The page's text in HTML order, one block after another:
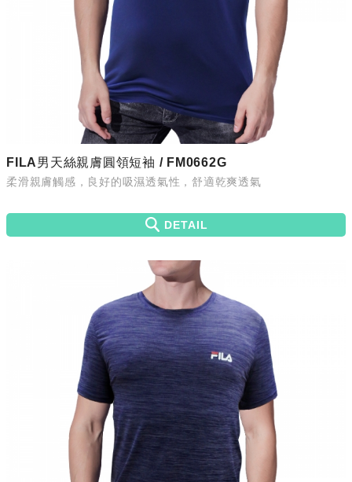
FILA男天絲親膚圓領短袖 / FM0662G
柔滑親膚觸感，良好的吸濕透氣性，舒適乾爽透氣
DETAIL